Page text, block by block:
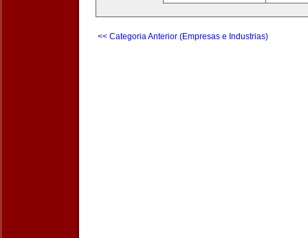
<< Categoria Anterior (Empresas e Industrias)